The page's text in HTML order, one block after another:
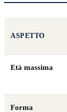
ASPETTO
Età massima
Forma